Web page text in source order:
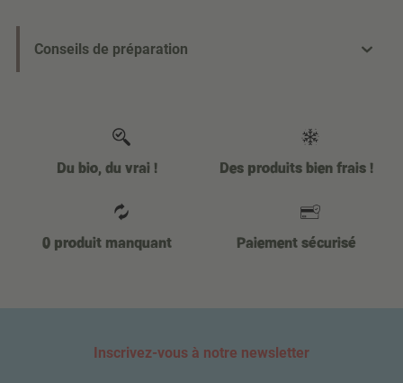
Conseils de préparation
Du bio, du vrai ! Des produits bien frais !
0 produit manquant Paiement sécurisé
Inscrivez-vous à notre newsletter